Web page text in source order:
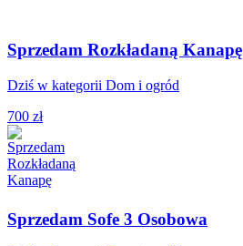
Sprzedam Rozkładaną Kanapę
Dziś w kategorii Dom i ogród
700 zł
Sprzedam Sofe 3 Osobowa